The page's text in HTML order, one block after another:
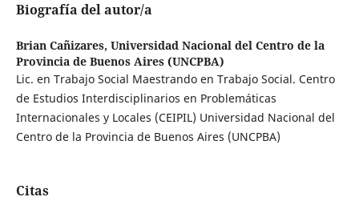
Biografía del autor/a
Brian Cañizares, Universidad Nacional del Centro de la
Provincia de Buenos Aires (UNCPBA)
Lic. en Trabajo Social Maestrando en Trabajo Social. Centro
de Estudios Interdisciplinarios en Problemáticas
Internacionales y Locales (CEIPIL) Universidad Nacional del
Centro de la Provincia de Buenos Aires (UNCPBA)
Citas